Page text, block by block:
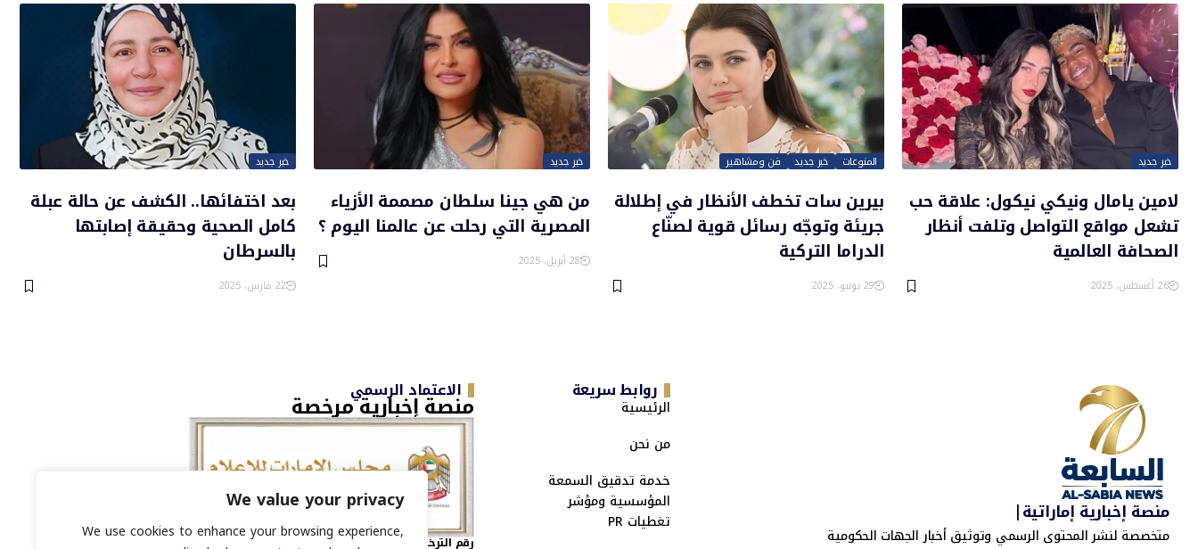
We value your privacy
We use cookies to enhance your browsing experience,
خبر جديد
لامين يامال ونيكي نيكول: علاقة حب
تشعل مواقع التواصل وتلفت أنظار
الصحافة العالمية
26 أغسطس، 2025
المنوعات خبر جديد فن ومشاهير
بيرين سات تخطف الأنظار في إطلالة
جريئة وتوجّه رسائل قوية لصنّاع
الدراما التركية
29 يونيو، 2025
خبر جديد
من هي جينا سلطان مصممة الأزياء
المصرية التي رحلت عن عالمنا اليوم ؟
28 أبريل، 2025
خبر جديد
بعد اختفائها.. الكشف عن حالة عبلة
كامل الصحية وحقيقة إصابتها
بالسرطان
22 مارس، 2025
منصة إخبارية إماراتية|
متخصصة لنشر المحتوى الرسمي وتوثيق أخبار الجهات الحكومية
روابط سريعة
الرئيسية
من نحن
خدمة تدقيق السمعة
المؤسسية ومؤشر
تغطيات PR
الاعتماد الرسمي
منصة إخبارية مرخصة
رقم الترخيص الاتحادي : 8793134